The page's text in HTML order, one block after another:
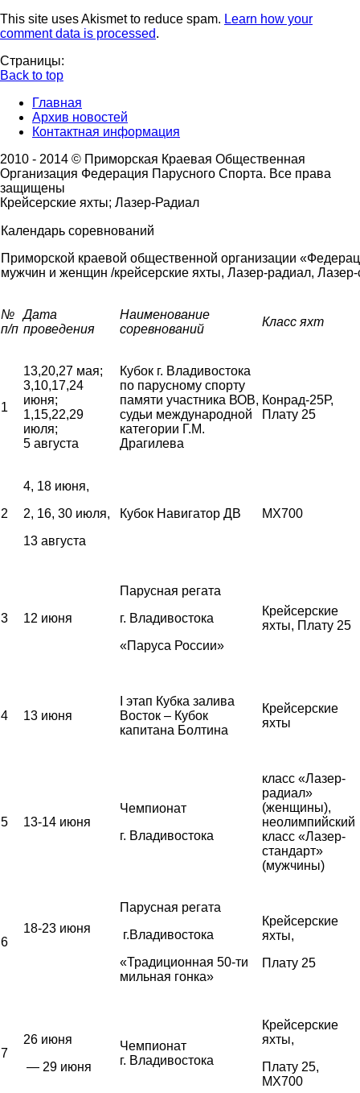
This site uses Akismet to reduce spam. Learn how your
comment data is processed.
Страницы:
Back to top
Главная
Архив новостей
Контактная информация
2010 - 2014 © Приморская Краевая Общественная
Организация Федерация Парусного Спорта. Все права
защищены
Крейсерские яхты; Лазер-Радиал
Календарь соревнований
Приморской краевой общественной организации
мужчин и женщин /крейсерские яхты, Лазер-радиал, Лазер-
№
п/п
Дата
проведения
Наименование
соревнований
Класс яхт
1
13,20,27 мая;
3,10,17,24
июня;
1,15,22,29
июля;
5 августа
Кубок г. Владивостока
по парусному спорту
памяти участника ВОВ,
судьи международной
категории Г.М.
Драгилева
Конрад-25Р,
Плату 25
2
4, 18 июня,
2, 16, 30 июля,
13 августа
Кубок Навигатор ДВ MX700
3 12 июня
Парусная регата
г. Владивостока
«Паруса России»
Крейсерские
яхты, Плату 25
4 13 июня
I этап Кубка залива
Восток – Кубок
капитана Болтина
Крейсерские
яхты
5 13-14 июня
Чемпионат
г. Владивостока
класс «Лазер-
радиал»
(женщины),
неолимпийский
класс «Лазер-
стандарт»
(мужчины)
6
18-23 июня
Парусная регата
г.Владивостока
«Традиционная 50-ти
мильная гонка»
Крейсерские
яхты,
Плату 25
7
26 июня
— 29 июня
Чемпионат
г. Владивостока
Крейсерские
яхты,
Плату 25,
MX700